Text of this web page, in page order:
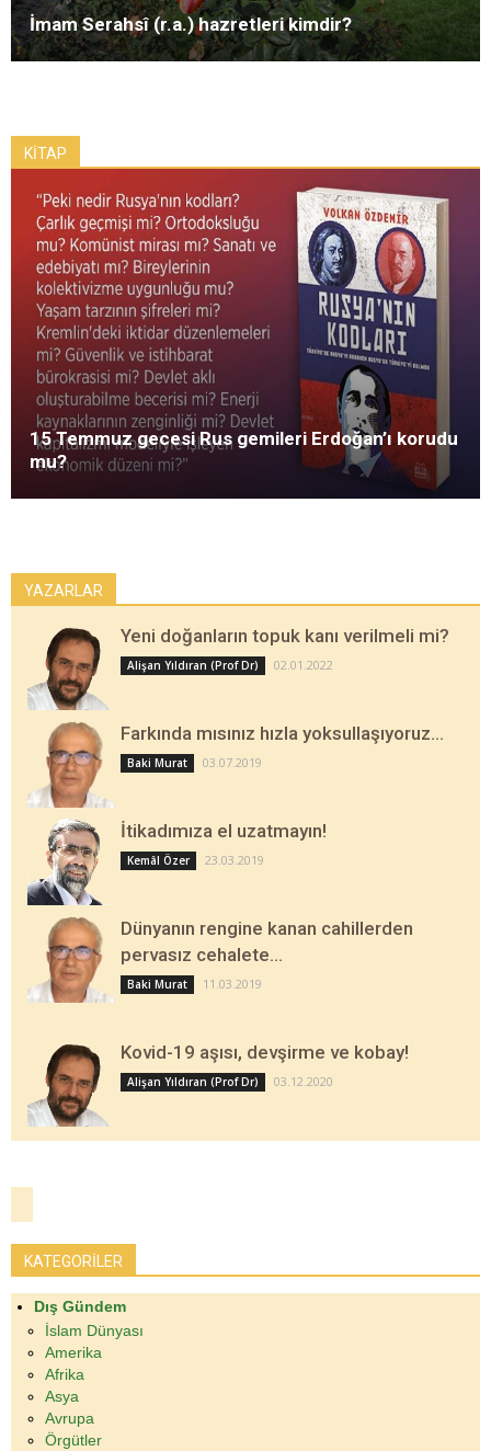
İmam Serahsî (r.a.) hazretleri kimdir?
KİTAP
15 Temmuz gecesi Rus gemileri Erdoğan’ı korudu
mu?
YAZARLAR
Yeni doğanların topuk kanı verilmeli mi?
Alişan Yıldıran (Prof Dr) 02.01.2022
Farkında mısınız hızla yoksullaşıyoruz…
Baki Murat 03.07.2019
İtikadımıza el uzatmayın!
Kemâl Özer 23.03.2019
Dünyanın rengine kanan cahillerden
pervasız cehalete…
Baki Murat 11.03.2019
Kovid-19 aşısı, devşirme ve kobay!
Alişan Yıldıran (Prof Dr) 03.12.2020
KATEGORİLER
Dış Gündem
İslam Dünyası
Amerika
Afrika
Asya
Avrupa
Örgütler